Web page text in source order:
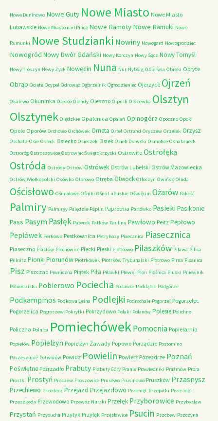
Nowe Duninowo Nowe Guty Nowe Miasto Nowe Miasto
Lubawskie Nowe Miasto nad Pilicą Nowe Ramoty Nowe Ramuki Nowe
Rumunki Nowe Studzianki Nowiny Nowogard Nowogrodziec
Nowogród Nowy Dwór Gdański Nowy Korczyn Nowy Sącz Nowy Tomyśl
Nowy Troszyn Nowy Zyck Nowęcin Nuna Nur Nyborg Obierwia Obroki Obryte
Obrąb Ocięte Ocypel Odrowąż Ogorzelnik Ogrodzieniec Ojerzyce Ojrzeń
Okalewo Okuninka Olecko Olendy Oleszno Olpuch Olszewka Olsztyn
Olsztynek Olędzkie Opalenica Opaleń Opinogóra Opoczno Opoki
Opole Oporów Orchowo Orchówek Orneta Ortel Ortrand Oryszew Orzełek Orzysz
Oschatz Osie Osieck Osiecko Osieczek Osiek Osiek Drawski Osmolice Osnabrueck
Ostroróg Ostroszowice Ostrowiec Świętokrzyski Ostrowite Ostrołęka
Ostróda Ostródy Ostrów Ostrówek Ostrów Lubelski Ostrów Mazowiecka
Ostrów Wielkopolski Osówka Otorowo Otręba Otwock Otłoczyn Owińsk Ołuda
Ościsłowo Ośmiałowo Ośniki Ośno Lubuskie Oświęcim Ożarów Pakość
Palmiry Palmiryy Palędzie Paplin Paprotnia Parłówko Pasieki Pasikonie
Pass PasymPasłęk Paterek Patków Paulina Pawłowo Peitz Pepłowo
Pepłówek Perkowo Pestkownica Petrykozy Piaecznica Piasecznica
Piaseczno Piastów Piechowice Piecki Pieski Pietkowo Pilaszków Pilawa Pilica
Pillnitz Pionki Piorunów Piotrkówek Piotrków Trybunalski Piotrowo Pirna Pisanica
Pisz Piszczac Piwniczna Piątek Piła Piławki Plewki Plon Plośnica Pluski Pniewnik
Pobiedziska Pobierowo Pociecha Podawce Poddąbie Podgórze
Podkampinos Podkowa Leśna Podlejki Podrochale Pogorzel Pogorzelec
Pogorzelica Pogroszew Pokrytki Pokrzydowo Polaki Polanów Polesie Polichno
Policzna Polnica PomiechówekPomocnia Popielarnia
Popielów Popielżyn Popielżyn Zawady Popowo Porządzie Postomino
Poszeszupie Potworów Powidz Powielin Powierż Pozezdrze Poznań
Poświętne Poźrzadło Prabuty Prabuty Góry Pranie Prawiedniki Prażmów Prora
Prostki Prostyń Proszew Proszowice Prusewo Prusinowo Pruszków Przasnysz
Przechlewo Przedecz Przejazd Przejazdowo Przemęt Przepitki Przesieki
Przeszkoda Przewodowo Przewóz Nurski Przełęk Przyborowice Przybysław
Przystań Przysucha Przytyk Przyłęk Przęsławice Psucin Pszczew Pszczyna